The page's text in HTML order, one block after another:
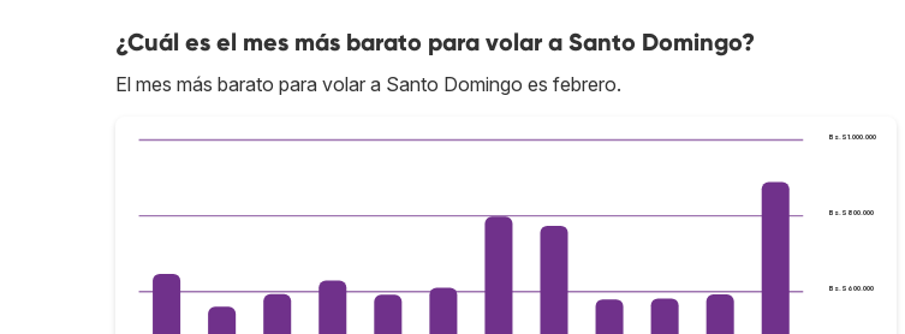
¿Cuál es el mes más barato para volar a Santo Domingo?
El mes más barato para volar a Santo Domingo es febrero.
Bs.S600.000
Bs.S800.000
Bs.S1.000.000